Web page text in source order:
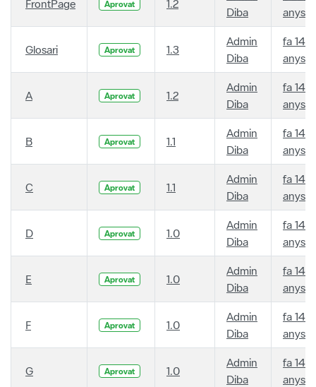
FrontPage Aprovat 1.2
Diba
anys
Glosari Aprovat 1.3
Admin
Diba
fa 14
anys
A Aprovat 1.2
Admin
Diba
fa 14
anys
B Aprovat 1.1
Admin
Diba
fa 14
anys
C Aprovat 1.1
Admin
Diba
fa 14
anys
D Aprovat 1.0
Admin
Diba
fa 14
anys
E Aprovat 1.0
Admin
Diba
fa 14
anys
F Aprovat 1.0
Admin
Diba
fa 14
anys
G Aprovat 1.0
Admin
Diba
fa 14
anys